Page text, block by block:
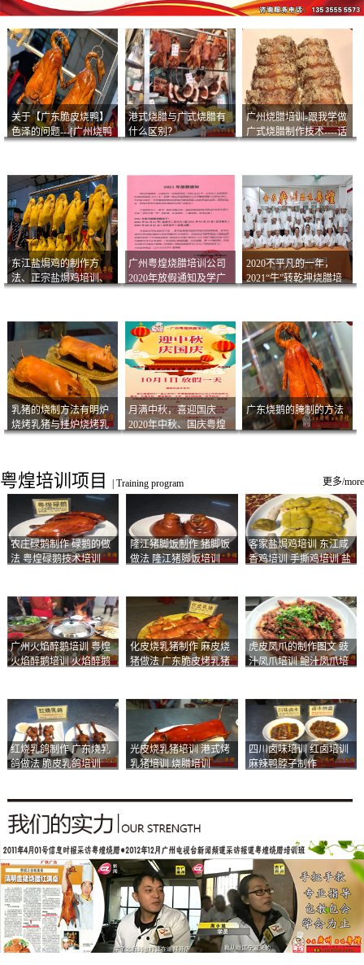
关于【广东脆皮烧鸭】
色泽的问题---[广州烧鸭
港式烧腊与广式烧腊有
什么区别？
广州烧腊培训-跟我学做
广式烧腊制作技术----话
东江盐焗鸡的制作方
法、正宗盐焗鸡培训、
广州粤煌烧腊培训公司
2020年放假通知及学广
2020不平凡的一年，
2021“牛”转乾坤烧腊培
乳猪的烧制方法有明炉
烧烤乳猪与挂炉烧烤乳
月满中秋，喜迎国庆
2020年中秋、国庆粤煌
广东烧鹅的腌制的方法
粤煌培训项目 Training program 更多/more
农庄碌鹅制作 碌鹅的做
法 粤煌碌鹅技术培训
隆江猪脚饭制作 猪脚饭
做法 隆江猪脚饭培训
客家盐焗鸡培训 东江咸
香鸡培训 手撕鸡培训 盐
广州火焰醉鹅培训 粤煌
火焰醉鹅培训 火焰醉鹅
化皮烧乳猪制作 麻皮烧
猪做法 广东脆皮烤乳猪
虎皮凤爪的制作图文 豉
汁凤爪培训 鲍汁凤爪培
红烧乳鸽制作 广东烧乳
鸽做法 脆皮乳鸽培训
光皮烧乳猪培训 港式烤
乳猪培训 烧腊培训
四川卤味培训 红卤培训
麻辣鸭脖子制作